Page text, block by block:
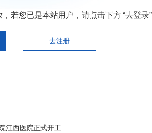
若您已是本站用户，请点击下方 “去登录”
去注册
江西医院正式开工